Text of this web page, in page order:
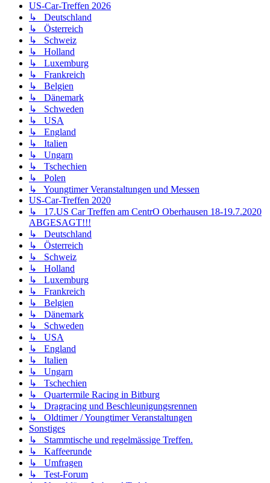
US-Car-Treffen 2026
↳ Deutschland
↳ Österreich
↳ Schweiz
↳ Holland
↳ Luxemburg
↳ Frankreich
↳ Belgien
↳ Dänemark
↳ Schweden
↳ USA
↳ England
↳ Italien
↳ Ungarn
↳ Tschechien
↳ Polen
↳ Youngtimer Veranstaltungen und Messen
US-Car-Treffen 2020
↳ 17.US Car Treffen am CentrO Oberhausen 18-19.7.2020
ABGESAGT!!!
↳ Deutschland
↳ Österreich
↳ Schweiz
↳ Holland
↳ Luxemburg
↳ Frankreich
↳ Belgien
↳ Dänemark
↳ Schweden
↳ USA
↳ England
↳ Italien
↳ Ungarn
↳ Tschechien
↳ Quartermile Racing in Bitburg
↳ Dragracing und Beschleunigungsrennen
↳ Oldtimer / Youngtimer Veranstaltungen
Sonstiges
↳ Stammtische und regelmässige Treffen.
↳ Kaffeerunde
↳ Umfragen
↳ Test-Forum